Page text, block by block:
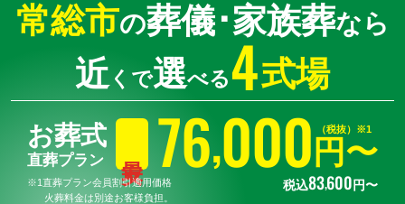
常総市の葬儀･家族葬なら
近 くで選べる4式場
お葬式
直葬プラン 76,000 円〜
（税抜）※1
税込83,600 円〜
※1直葬プラン会員割引適用価格
火葬料金は別途お客様負担。